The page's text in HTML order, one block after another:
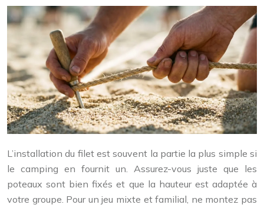
L’installation du filet est souvent la partie la plus simple si
le camping en fournit un. Assurez-vous juste que les
poteaux sont bien fixés et que la hauteur est adaptée à
votre groupe. Pour un jeu mixte et familial, ne montez pas